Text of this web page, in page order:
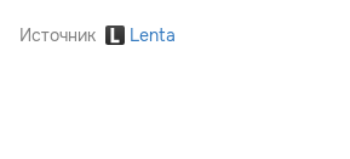
Источник Lenta